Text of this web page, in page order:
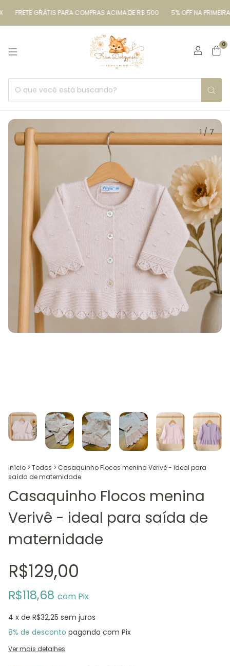
FRETE GRÁTIS PARA COMPRAS ACIMA DE R$ 500 5% OFF NA PRIMEIRA
0
1/7
Início > Todos > Casaquinho Flocos menina Verivê - ideal para
saída de maternidade
Casaquinho Flocos menina
Verivê - ideal para saída de
maternidade
R$129,00
R$118,68 com Pix
4 x de R$32,25 sem juros
8% de desconto pagando com Pix
Ver mais detalhes